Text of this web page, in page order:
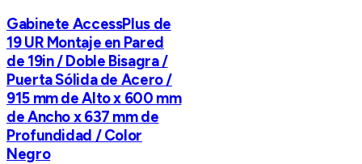
Gabinete AccessPlus de
19 UR Montaje en Pared
de 19in / Doble Bisagra /
Puerta Sólida de Acero /
915 mm de Alto x 600 mm
de Ancho x 637 mm de
Profundidad / Color
Negro